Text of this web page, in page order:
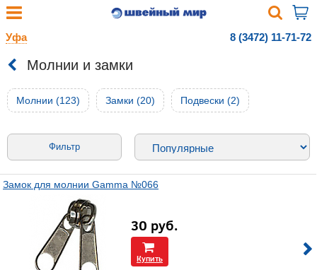
Уфа 8 (3472) 11-71-72
Молнии и замки
Молнии (123) Замки (20) Подвески (2)
Фильтр
Замок для молнии Gamma №066
30 руб.
Купить